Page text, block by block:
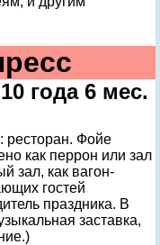
10 года 6 мес.
ресторан. Фойе
как перрон или зал
зал, как вагон-
гостей
праздника. В
заставка,